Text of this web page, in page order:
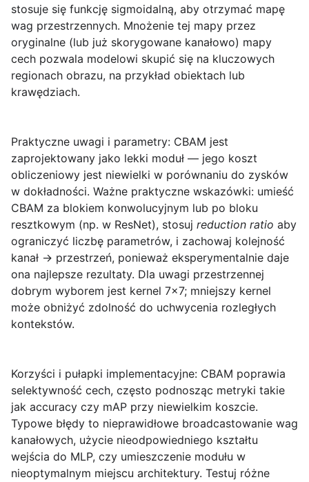
stosuje się funkcję sigmoidalną, aby otrzymać mapę
wag przestrzennych. Mnożenie tej mapy przez
oryginalne (lub już skorygowane kanałowo) mapy
cech pozwala modelowi skupić się na kluczowych
regionach obrazu, na przykład obiektach lub
krawędziach.
Praktyczne uwagi i parametry: CBAM jest
zaprojektowany jako lekki moduł — jego koszt
obliczeniowy jest niewielki w porównaniu do zysków
w dokładności. Ważne praktyczne wskazówki: umieść
CBAM za blokiem konwolucyjnym lub po bloku
resztkowym (np. w ResNet), stosuj reduction ratio aby
ograniczyć liczbę parametrów, i zachowaj kolejność
kanał → przestrzeń, ponieważ eksperymentalnie daje
ona najlepsze rezultaty. Dla uwagi przestrzennej
dobrym wyborem jest kernel 7×7; mniejszy kernel
może obniżyć zdolność do uchwycenia rozległych
kontekstów.
Korzyści i pułapki implementacyjne: CBAM poprawia
selektywność cech, często podnosząc metryki takie
jak accuracy czy mAP przy niewielkim koszcie.
Typowe błędy to nieprawidłowe broadcastowanie wag
kanałowych, użycie nieodpowiedniego kształtu
wejścia do MLP, czy umieszczenie modułu w
nieoptymalnym miejscu architektury. Testuj różne